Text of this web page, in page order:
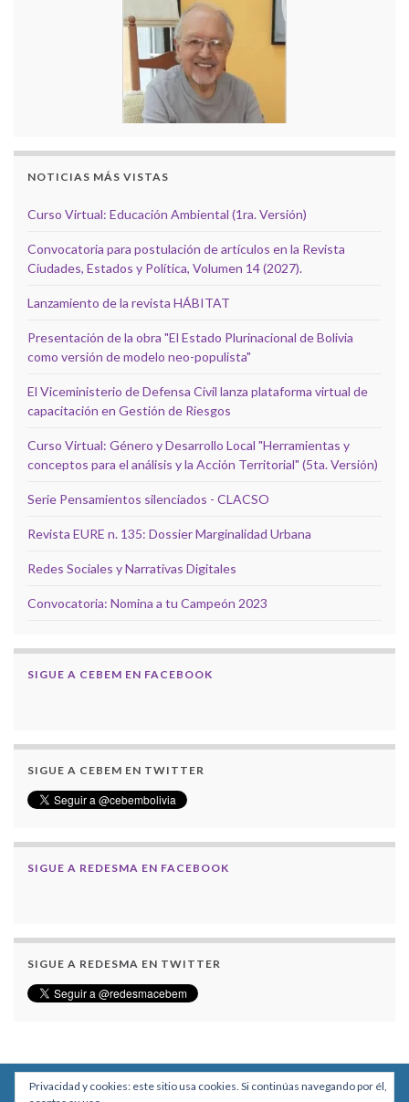
NOTICIAS MÁS VISTAS
Curso Virtual: Educación Ambiental (1ra. Versión)
Convocatoria para postulación de artículos en la Revista
Ciudades, Estados y Política, Volumen 14 (2027).
Lanzamiento de la revista HÁBITAT
Presentación de la obra "El Estado Plurinacional de Bolivia
como versión de modelo neo-populista"
El Viceministerio de Defensa Civil lanza plataforma virtual de
capacitación en Gestión de Riesgos
Curso Virtual: Género y Desarrollo Local "Herramientas y
conceptos para el análisis y la Acción Territorial" (5ta. Versión)
Serie Pensamientos silenciados - CLACSO
Revista EURE n. 135: Dossier Marginalidad Urbana
Redes Sociales y Narrativas Digitales
Convocatoria: Nomina a tu Campeón 2023
SIGUE A CEBEM EN FACEBOOK
SIGUE A CEBEM EN TWITTER
SIGUE A REDESMA EN FACEBOOK
SIGUE A REDESMA EN TWITTER
Privacidad y cookies: este sitio usa cookies. Si continúas navegando por él,